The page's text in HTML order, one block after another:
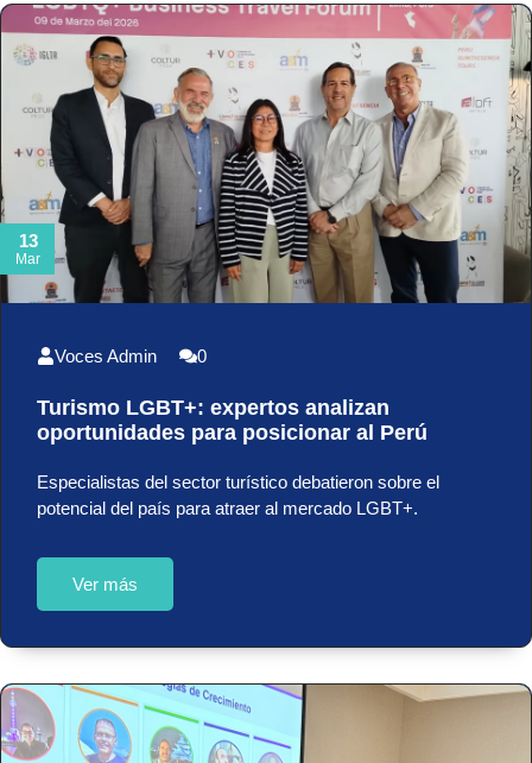
13
Mar
Voces Admin 0
Turismo LGBT+: expertos analizan
oportunidades para posicionar al Perú
Especialistas del sector turístico debatieron sobre el
potencial del país para atraer al mercado LGBT+.
Ver más